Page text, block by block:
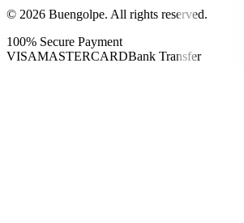
© 2026 Buengolpe. All rights reserved.
100% Secure Payment
VISAMASTERCARDBank Transfer